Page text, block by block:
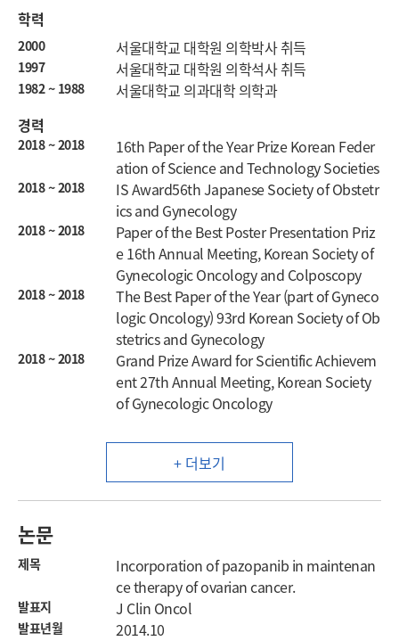
학력
2000 서울대학교 대학원 의학박사 취득
1997 서울대학교 대학원 의학석사 취득
1982 ~ 1988
서울대학교 의과대학 의학과
경력
2018 ~ 2018
16th Paper of the Year Prize Korean Feder
ation of Science and Technology Societies
2018 ~ 2018
IS Award56th Japanese Society of Obstetr
ics and Gynecology
2018 ~ 2018
Paper of the Best Poster Presentation Priz
e 16th Annual Meeting, Korean Society of
Gynecologic Oncology and Colposcopy
2018 ~ 2018
The Best Paper of the Year (part of Gyneco
logic Oncology) 93rd Korean Society of Ob
stetrics and Gynecology
2018 ~ 2018
Grand Prize Award for Scientific Achievem
ent 27th Annual Meeting, Korean Society
of Gynecologic Oncology
+ 더보기
논문
제목
Incorporation of pazopanib in maintenan
ce therapy of ovarian cancer.
발표지 J Clin Oncol
발표년월 2014.10